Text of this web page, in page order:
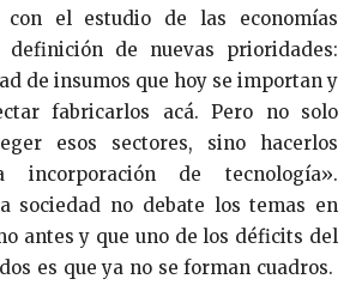
con el estudio de las economías
de nuevas prioridades:
de insumos que hoy se importan y
fabricarlos acá. Pero no solo
esos sectores, sino hacerlos
de tecnología».
sociedad no debate los temas en
antes y que uno de los déficits del
es que ya no se forman cuadros.